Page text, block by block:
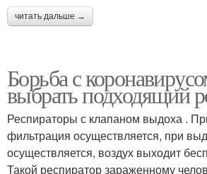
читать дальше →
Борьба с
выбрать подходящий
Респираторы с клапаном выдоха .
фильтрация осуществляется, при
осуществляется, воздух выходит
Такой респиратор зараженному